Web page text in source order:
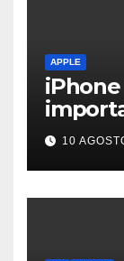
APPLE
manca
10